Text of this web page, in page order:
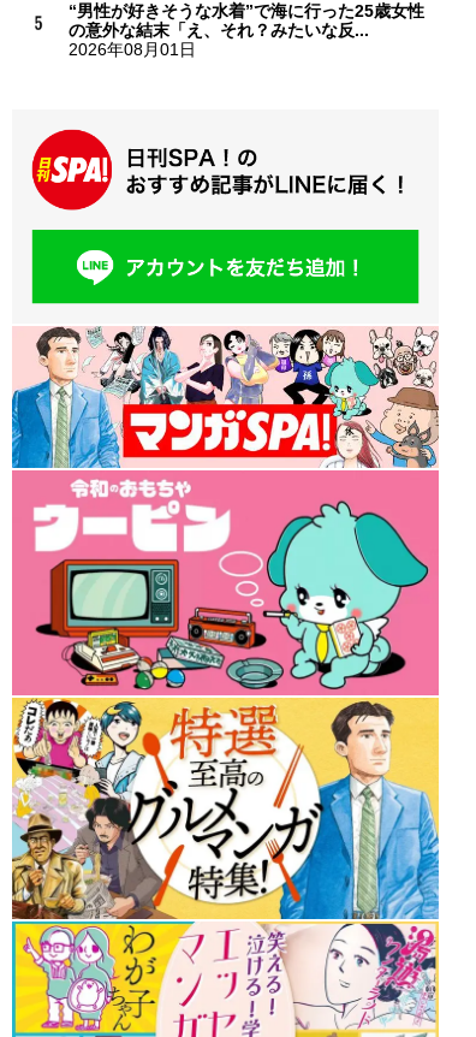
“男性が好きそうな水着”で海に行った25歳女性
の意外な結末「え、それ？みたいな反...
2026年08月01日